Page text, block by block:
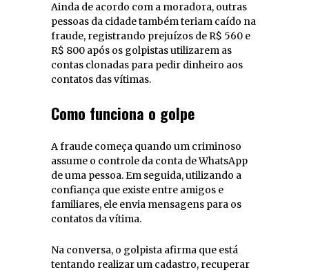
Ainda de acordo com a moradora, outras
pessoas da cidade também teriam caído na
fraude, registrando prejuízos de R$ 560 e
R$ 800 após os golpistas utilizarem as
contas clonadas para pedir dinheiro aos
contatos das vítimas.
Como funciona o golpe
A fraude começa quando um criminoso
assume o controle da conta de WhatsApp
de uma pessoa. Em seguida, utilizando a
confiança que existe entre amigos e
familiares, ele envia mensagens para os
contatos da vítima.
Na conversa, o golpista afirma que está
tentando realizar um cadastro, recuperar